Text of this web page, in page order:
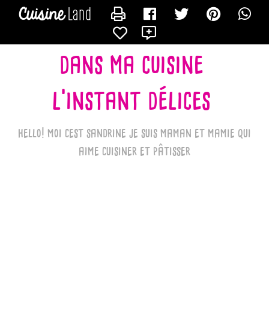
dans ma cuisine
l'instant délices
hello! moi cest sandrine je suis maman et mamie qui
aime cuisiner et pâtisser
CONTACTER LES_RECETTES_DE_SANDRINE_BK